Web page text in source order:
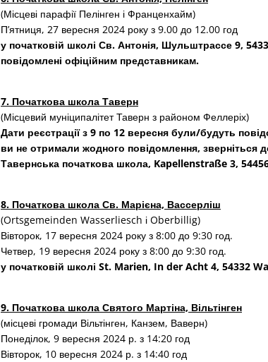
(Місцеві парафії Пелінген і Франценхайм)
П’ятниця, 27 вересня 2024 року з 9.00 до 12.00 год
у початковій школі Св. Антонія, Шульштрассе 9,
повідомлені офіційним представникам.
7. Початкова школа Таверн
(Місцевий муніципалітет Таверн з районом Феллеріх)
Дати реєстрації з 9 по 12 вересня були/будуть
ви не отримали жодного повідомлення, зверніться
Тавернська початкова школа, Kapellenstraße 3,
8. Початкова школа Св. Марієна, Вассерліш
(Ortsgemeinden Wasserliesch і Oberbillig)
Вівторок, 17 вересня 2024 року з 8:00 до 9:30 год.
Четвер, 19 вересня 2024 року з 8:00 до 9:30 год.
у початковій школі St. Marien, In der Acht 4, 54332
9. Початкова школа Святого Мартіна, Вільтінген
(місцеві громади Вільтінген, Канзем, Ваверн)
Понеділок, 9 вересня 2024 р. з 14:20 год
Вівторок, 10 вересня 2024 р. з 14:40 год